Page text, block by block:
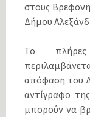
στους
Δήμου
Το
απόφαση του
αντίγραφο
μπορούν να